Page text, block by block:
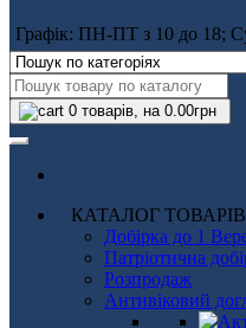
Графік: ПН-ПТ з 10 до 18;
0 товарів, на 0.00грн
КАТАЛОГ ТОВАРІВ
Добірка до 1
Патріотична
Розпродаж
Антивіковий